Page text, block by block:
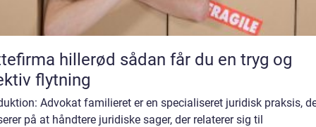
hillerød sådan får du en tryg og
flytning
Advokat familieret er en specialiseret juridisk praksis,
på at håndtere juridiske sager, der relaterer sig til